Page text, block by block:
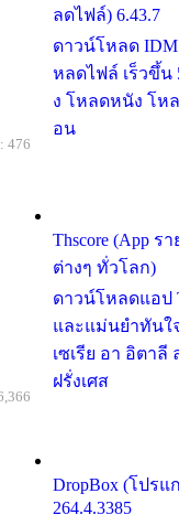
ลดไฟล์) 6.43.7
ดาวน์โหลด IDM
หลดไฟล์ เร็วขึ้น
ง โหลดหนัง โห
อน
Thscore (App
ต่างๆ ทั่วโลก)
ดาวน์โหลดแอป
และแม่นยำทันใ
เซเรีย อา อิตาลี
ฝรั่งเศส
476
DropBox (โปรแ
264.4.3385